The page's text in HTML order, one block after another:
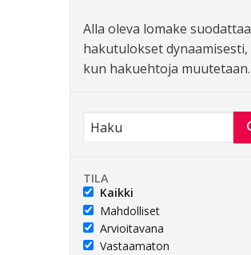
Alla oleva lomake suodattaa
hakutulokset dynaamisesti,
kun hakuehtoja muutetaan.
TILA
Kaikki
Mahdolliset
Arvioitavana
Vastaamaton